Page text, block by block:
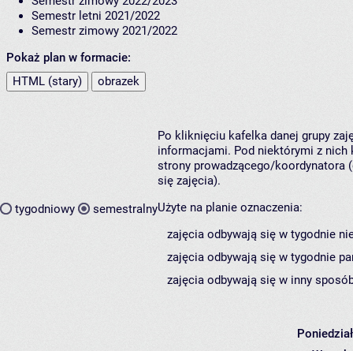
Semestr letni 2021/2022
Semestr zimowy 2021/2022
Pokaż plan w formacie:
HTML (stary)
obrazek
tygodniowy semestralny
Po kliknięciu kafelka danej grupy
informacjami. Pod niektórymi z nich
strony prowadzącego/koordynatora
się zajęcia).
Użyte na planie oznaczenia:
zajęcia odbywają się w tygodnie
zajęcia odbywają się w tygodnie
zajęcia odbywają się w inny